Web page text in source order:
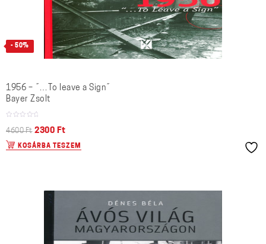
- 50%
1956 – ˝…To leave a Sign˝
Bayer Zsolt
4600Ft 2300 Ft
KOSÁRBA TESZEM